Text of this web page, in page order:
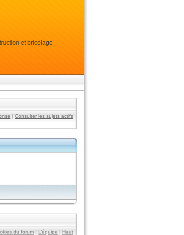
et bricolage
| Consulter les sujets actifs
du forum | L’équipe | Haut